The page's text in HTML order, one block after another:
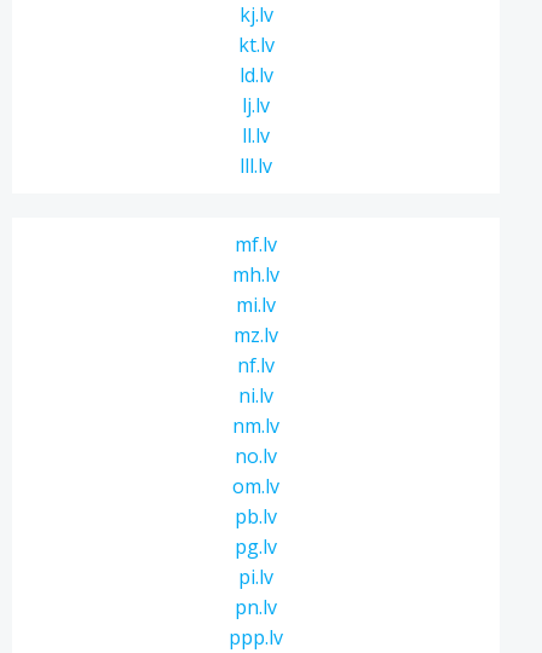
kj.lv
kt.lv
ld.lv
lj.lv
ll.lv
lll.lv
mf.lv
mh.lv
mi.lv
mz.lv
nf.lv
ni.lv
nm.lv
no.lv
om.lv
pb.lv
pg.lv
pi.lv
pn.lv
ppp.lv